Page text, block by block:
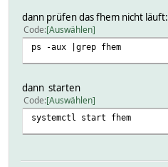
dann prüfen das fhem nicht läuft:
Code Auswählen
ps -aux |grep fhem
dann starten
Code Auswählen
systemctl start fhem